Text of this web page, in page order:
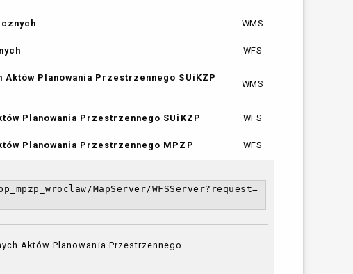
WMS
WFS
Planowania Przestrzennego SUiKZP
WMS
Planowania Przestrzennego SUiKZP WFS
Planowania Przestrzennego MPZP WFS
MapServer/WFSServer?request=
Aktów Planowania Przestrzennego.